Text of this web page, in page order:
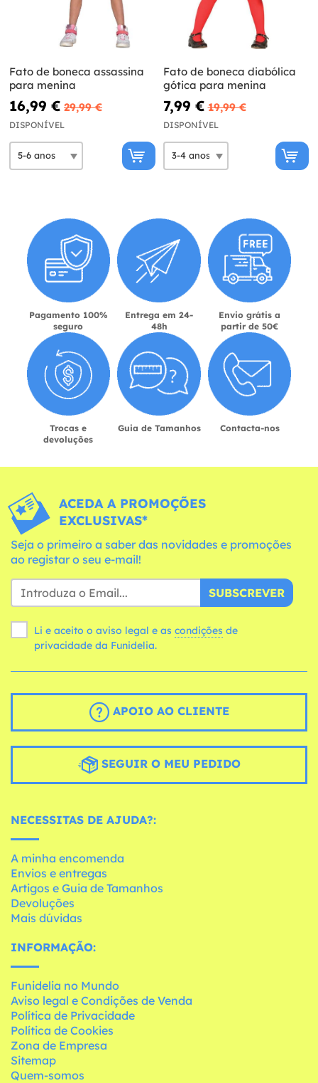
Fato de boneca assassina
para menina
16,99 € 29,99 €
DISPONÍVEL
Fato de boneca diabólica
gótica para menina
7,99 € 19,99 €
DISPONÍVEL
Pagamento 100%
seguro
Entrega em 24-
48h
Envio grátis a
partir de 50€
Trocas e
devoluções
Guia de Tamanhos Contacta-nos
ACEDA A PROMOÇÕES
EXCLUSIVAS*
Seja o primeiro a saber das novidades e promoções
ao registar o seu e-mail!
SUBSCREVER
Li e aceito o aviso legal e as condições
privacidade da Funidelia.
APOIO AO CLIENTE
SEGUIR O MEU PEDIDO
NECESSITAS DE AJUDA?:
A minha encomenda
Envios e entregas
Artigos e Guia de Tamanhos
Devoluções
Mais dúvidas
INFORMAÇÃO:
Funidelia no Mundo
Aviso legal e Condições de Venda
Política de Privacidade
Política de Cookies
Zona de Empresa
Sitemap
Quem-somos